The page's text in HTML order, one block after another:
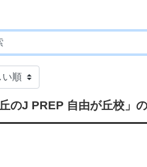
のJ PREP 自由が丘校」